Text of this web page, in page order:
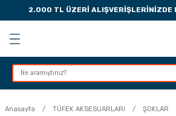
2.000 TL ÜZERİ ALIŞVERİŞLERİNİZDE
Geri Dön
Geri Dön
Geri Dön
Geri Dön
Anasayfa TÜFEK AKSESUARLARI ŞOKLAR